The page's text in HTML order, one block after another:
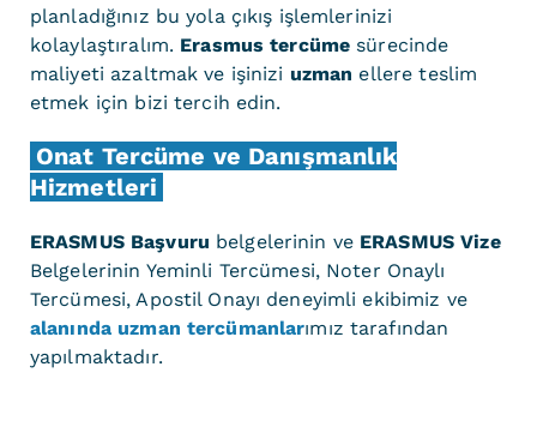
planladığınız bu yola çıkış işlemlerinizi
kolaylaştıralım. Erasmus tercüme sürecinde
maliyeti azaltmak ve işinizi uzman ellere teslim
etmek için bizi tercih edin.
Onat Tercüme ve Danışmanlık
Hizmetleri
ERASMUS Başvuru belgelerinin ve ERASMUS Vize
Belgelerinin Yeminli Tercümesi, Noter Onaylı
Tercümesi, Apostil Onayı deneyimli ekibimiz ve
alanında uzman tercümanlarımız tarafından
yapılmaktadır.